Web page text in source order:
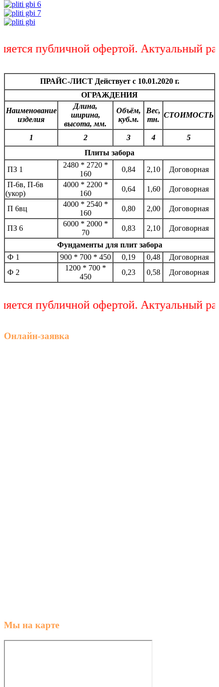
публичной офертой. Актуальный
ПРАЙС-ЛИСТ Действует с 10.01.2020 г.
ОГРАЖДЕНИЯ
Наименование
изделия
Длина,
ширина,
высота, мм.
Объём,
куб.м.
Вес,
тн.
СТОИМОСТЬ
1 2 3 4
5
Плиты забора
ПЗ 1
2480 * 2720 *
160
0,84 2,10
Договорная
П-6в, П-6в
(укор)
4000 * 2200 *
160
0,64 1,60 Договорная
П 6вц
4000 * 2540 *
160
0,80 2,00 Договорная
ПЗ 6
6000 * 2000 *
70
0,83 2,10
Договорная
Фундаменты для плит забора
Ф 1
900 * 700 * 450 0,19 0,48
Договорная
Ф 2
1200 * 700 *
450
0,23 0,58 Договорная
публичной офертой. Актуальный
Онлайн-заявка
Мы на карте